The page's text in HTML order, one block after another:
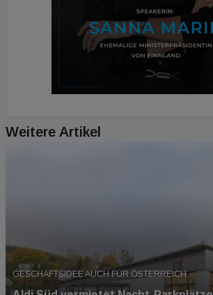
Weitere Artikel
GESCHÄFTSIDEE AUCH FÜR ÖSTERREICH